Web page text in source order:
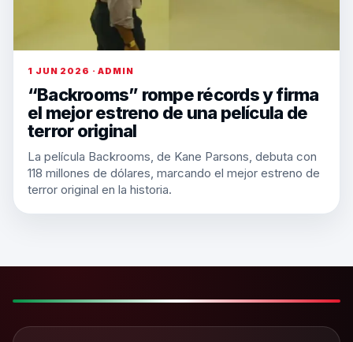
1 JUN 2026 · ADMIN
“Backrooms” rompe récords y firma
el mejor estreno de una película de
terror original
La película Backrooms, de Kane Parsons, debuta con
118 millones de dólares, marcando el mejor estreno de
terror original en la historia.